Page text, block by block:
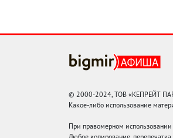
© 2000-2024, ТОВ «КЕПРЕЙТ
Какое-либо использование
При правомерном использовании